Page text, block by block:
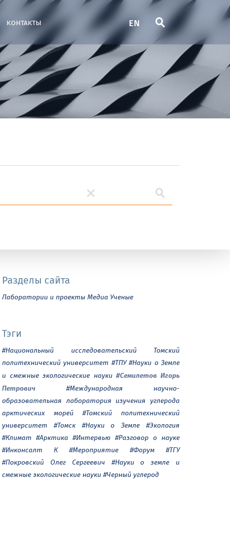
контакты EN
Разделы сайта
Лаборатории и проекты Медиа Ученые
Тэги
#Национальный исследовательский Томский
политехнический университет #ТПУ #Науки о Земле
и смежные экологические науки #Семилетов Игорь
Петрович
#Международная научно-
образовательная лаборатория изучения углерода
арктических морей
#Томский политехнический
университет
#Томск #Науки о Земле
#Экология
#Климат #Арктика #Интервью #Разговор о науке
#Инконсалт К
#Мероприятие #Форум
#ТГУ
#Покровский Олег Сергеевич
#Науки о земле и
смежные экологические науки #Черный углерод